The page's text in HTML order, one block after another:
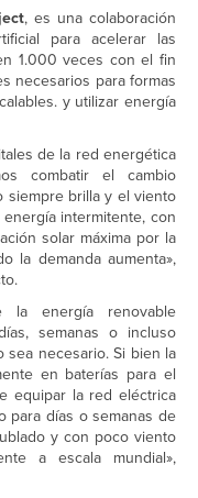
, es una colaboración
para acelerar las
1.000 veces con el fin
necesarios para formas
y utilizar energía
de la red energética
combatir el cambio
siempre brilla y el viento
intermitente, con
solar máxima por la
la demanda aumenta»,
la energía renovable
semanas o incluso
necesario. Si bien la
en baterías para el
equipar la red eléctrica
para días o semanas de
y con poco viento
a escala mundial»,